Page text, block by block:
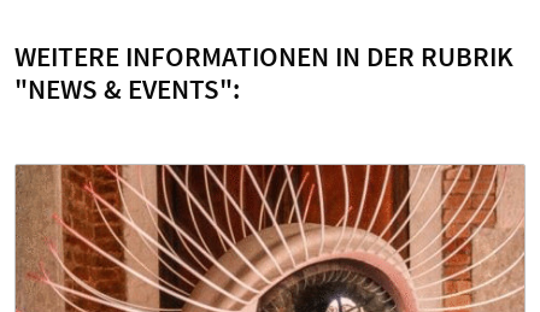
WEITERE INFORMATIONEN IN DER RUBRIK
"NEWS & EVENTS":